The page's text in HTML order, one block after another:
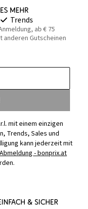
mehr
Trends
ab € 75
anderen Gutscheinen
mit einem einzigen
Trends, Sales und
kann jederzeit mit
- bonprix.at
& sicher